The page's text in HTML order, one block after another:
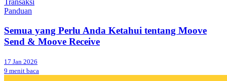
Transaksi
Panduan
Semua yang Perlu Anda Ketahui tentang Moove
Send & Moove Receive
17 Jan 2026
9 menit baca